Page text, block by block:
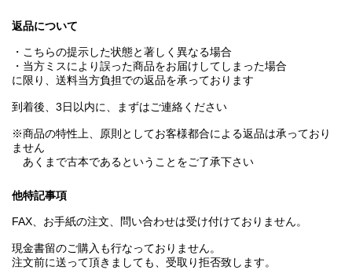
返品について
・こちらの提示した状態と著しく異なる場合
・当方ミスにより誤った商品をお届けしてしまった場合
に限り、送料当方負担での返品を承っております
到着後、3日以内に、まずはご連絡ください
※商品の特性上、原則としてお客様都合による返品は承っており
ません
あくまで古本であるということをご了承下さい
他特記事項
FAX、お手紙の注文、問い合わせは受け付けておりません。
現金書留のご購入も行なっておりません。
注文前に送って頂きましても、受取り拒否致します。